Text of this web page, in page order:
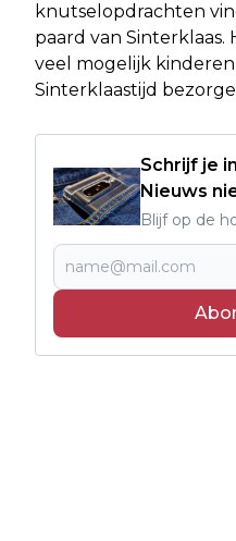
knutselopdrachten
paard van
veel mogelijk
Sinterklaastijd
Schrijf je
Nieuws
Blijf op de